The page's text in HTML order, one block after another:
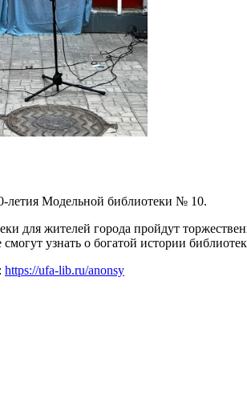
летия Модельной библиотеки № 10.
для жителей города пройдут
узнать о богатой истории
https://ufa-lib.ru/anonsy